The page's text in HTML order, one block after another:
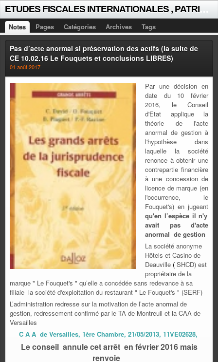
Notes Pages Catégories Archives Tags
Pas d’acte anormal si préservation des actifs (la suite de
CE 10.02.16 Le Fouquets et conclusions LIBRES)
01 août 2017
Par une décision en
date du 10 février
2016, le Conseil
d'Etat applique la
théorie de l'acte
anormal de gestion à
l'hypothèse dans
laquelle la société
renonce à obtenir une
contrepartie financière
à une concession de
licence de marque (en
l'occurrence, le
Fouquet's) en jugeant
qu'en l’espèce il n'y
avait pas d'acte
anormal de gestion
La société anonyme
Hôtels et Casino de
Deauville ( SHCD) est
propriétaire de la
marque " Le Fouquet's " qu’elle a concédée sans redevance à sa
filiale la société d'exploitation du restaurant " Le Fouquet's " (SERF)
L’administration redresse sur la motivation de l’acte anormal de
gestion, redressement confirmé par le TA de Montreuil et la CAA de
Versailles
C A A de Versailles, 1ère Chambre, 21/05/2013, 11VE02628,
Le conseil annule cetarrêten février2016 mais
renvoie